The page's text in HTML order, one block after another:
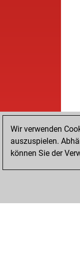
Wir verwenden
auszuspielen.
können Sie der